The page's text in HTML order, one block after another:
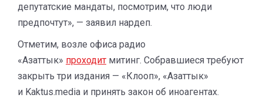
депутатские мандаты, посмотрим, что люди
предпочтут», — заявил нардеп.
Отметим, возле офиса радио
«Азаттык» проходит митинг. Собравшиеся требуют
закрыть три издания — «Клооп», «Азаттык»
и Kaktus.media и принять закон об иноагентах.